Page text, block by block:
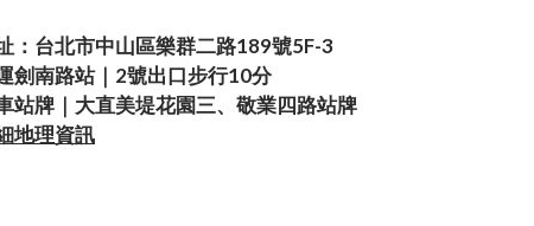
：台北市中山區樂群二路189號5F-3
劍南路站｜2號出口步行10分
站牌｜大直美堤花園三、敬業四路站牌
地理資訊